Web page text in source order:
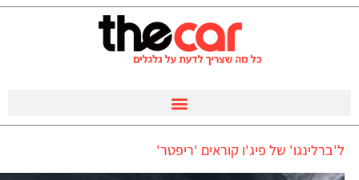
ל'ברלינגו' של פיג'ו קוראים 'ריפטר'